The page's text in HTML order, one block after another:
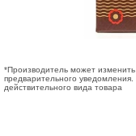
*Производитель может
предварительного
действительного вида товара